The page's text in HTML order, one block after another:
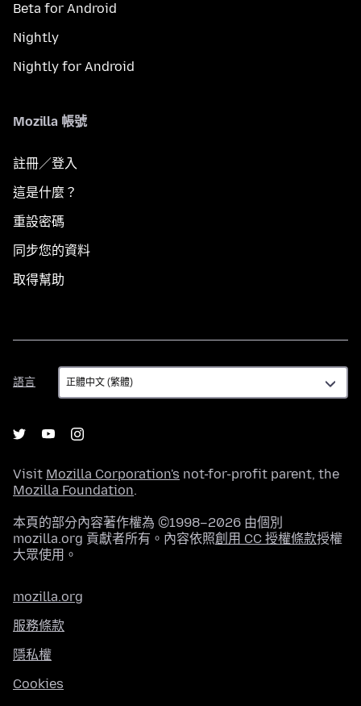
Beta for Android
Nightly
Nightly for Android
Mozilla 帳號
註冊／登入
這是什麼？
重設密碼
同步您的資料
取得幫助
語言
語
言
Visit Mozilla Corporation's not-for-profit parent, the
Mozilla Foundation.
本頁的部分內容著作權為 ©1998–2026 由個別
mozilla.org 貢獻者所有。內容依照創用 CC 授權條款授權
大眾使用。
mozilla.org
服務條款
隱私權
Cookies